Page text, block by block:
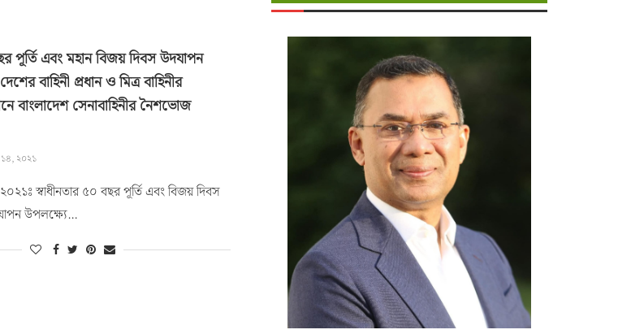
পূর্তি এবং মহান বিজয় দিবস উদযাপন
বাহিনী প্রধান ও মিত্র বাহিনীর
বাংলাদেশ সেনাবাহিনীর নৈশভোজ
১৪, ২০২১
স্বাধীনতার ৫০ বছর পূর্তি এবং বিজয় দিবস
উপলক্ষ্যে…